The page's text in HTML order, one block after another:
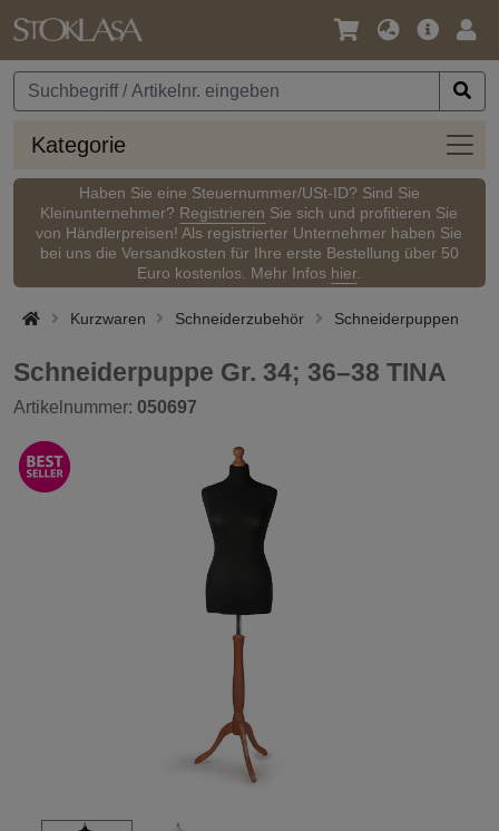
Sprache
Währung
Kategorie
Haben Sie eine Steuernummer/USt-ID? Sind Sie
Kleinunternehmer? Registrieren Sie sich und profitieren Sie
von Händlerpreisen! Als registrierter Unternehmer haben Sie
bei uns die Versandkosten für Ihre erste Bestellung über 50
Euro kostenlos. Mehr Infos hier.
Kurzwaren Schneiderzubehör Schneiderpuppen
Schneiderpuppe Gr. 34; 36–38 TINA
Artikelnummer: 050697